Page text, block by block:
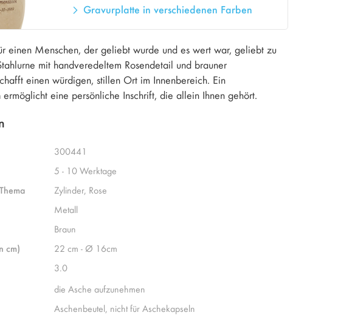
Gravurplatte in verschiedenen Farben
einen Menschen, der geliebt wurde und es wert war, geliebt zu
mit handveredeltem Rosendetail und brauner
einen würdigen, stillen Ort im Innenbereich. Ein
eine persönliche Inschrift, die allein Ihnen gehört.
300441
5 - 10 Werktage
Zylinder, Rose
Metall
Braun
cm)
22 cm - Ø 16cm
3.0
die Asche aufzunehmen
Aschenbeutel, nicht für Aschekapseln